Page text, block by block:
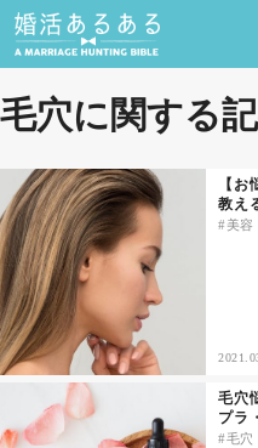
健康
恋愛の悩み
出会い
合コン・街コン
マッチングアプリ
毛穴に関する
【
教え
美容
毛穴
プラ
毛穴